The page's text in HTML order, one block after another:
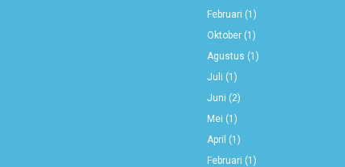
Februari (1)
Oktober(1)
Agustus (1)
Juli (1)
Juni (2)
Mei (1)
April (1)
Februari (1)